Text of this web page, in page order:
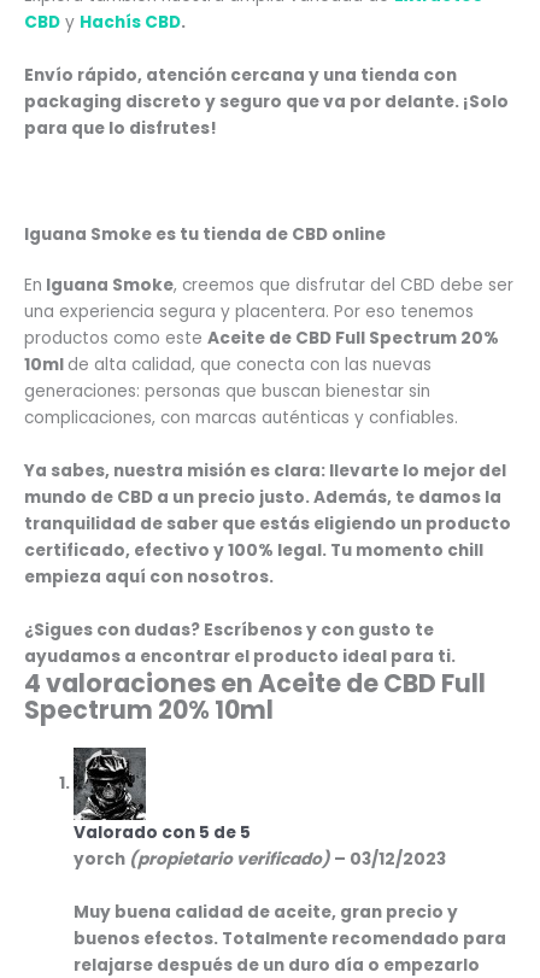
CBD y Hachís CBD.
Envío rápido, atención cercana y una tienda con
packaging discreto y seguro que va por delante. ¡Solo
para que lo disfrutes!
Iguana Smoke es tu tienda de CBD online
En Iguana Smoke, creemos que disfrutar del CBD debe ser
una experiencia segura y placentera. Por eso tenemos
productos como este Aceite de CBD Full Spectrum 20%
10ml de alta calidad, que conecta con las nuevas
generaciones: personas que buscan bienestar sin
complicaciones, con marcas auténticas y confiables.
Ya sabes, nuestra misión es clara: llevarte lo mejor del
mundo de CBD a un precio justo. Además, te damos la
tranquilidad de saber que estás eligiendo un producto
certificado, efectivo y 100% legal. Tu momento chill
empieza aquí con nosotros.
¿Sigues con dudas? Escríbenos y con gusto te
ayudamos a encontrar el producto ideal para ti.
4 valoraciones enAceite de CBD Full
Spectrum 20% 10ml
Valorado con 5 de 5
yorch (propietario verificado) – 03/12/2023
Muy buena calidad de aceite, gran precio y
buenos efectos. Totalmente recomendado para
relajarse después de un duro día o empezarlo